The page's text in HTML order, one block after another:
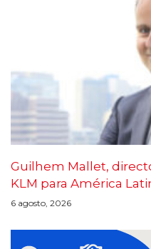
Guilhem Mallet,
KLM para América
6 agosto, 2026